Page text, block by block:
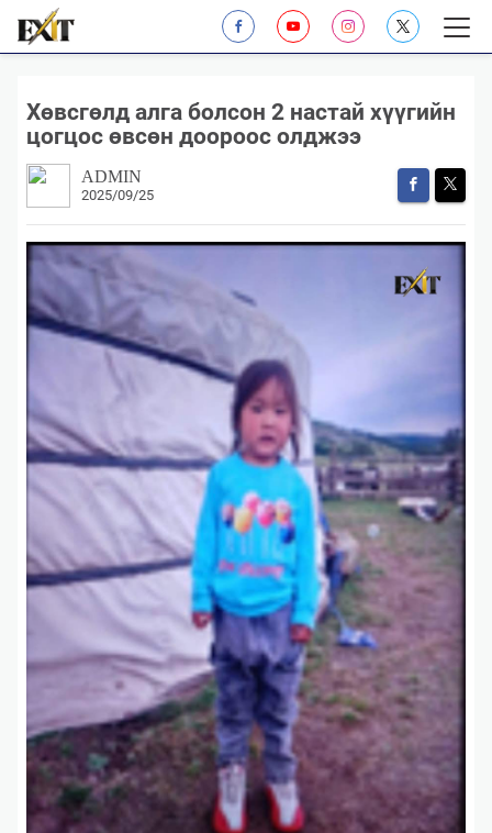
Хөвсгөлд алга болсон 2 настай хүүгийн
цогцос өвсөн доороос олджээ
ADMIN
2025/09/25